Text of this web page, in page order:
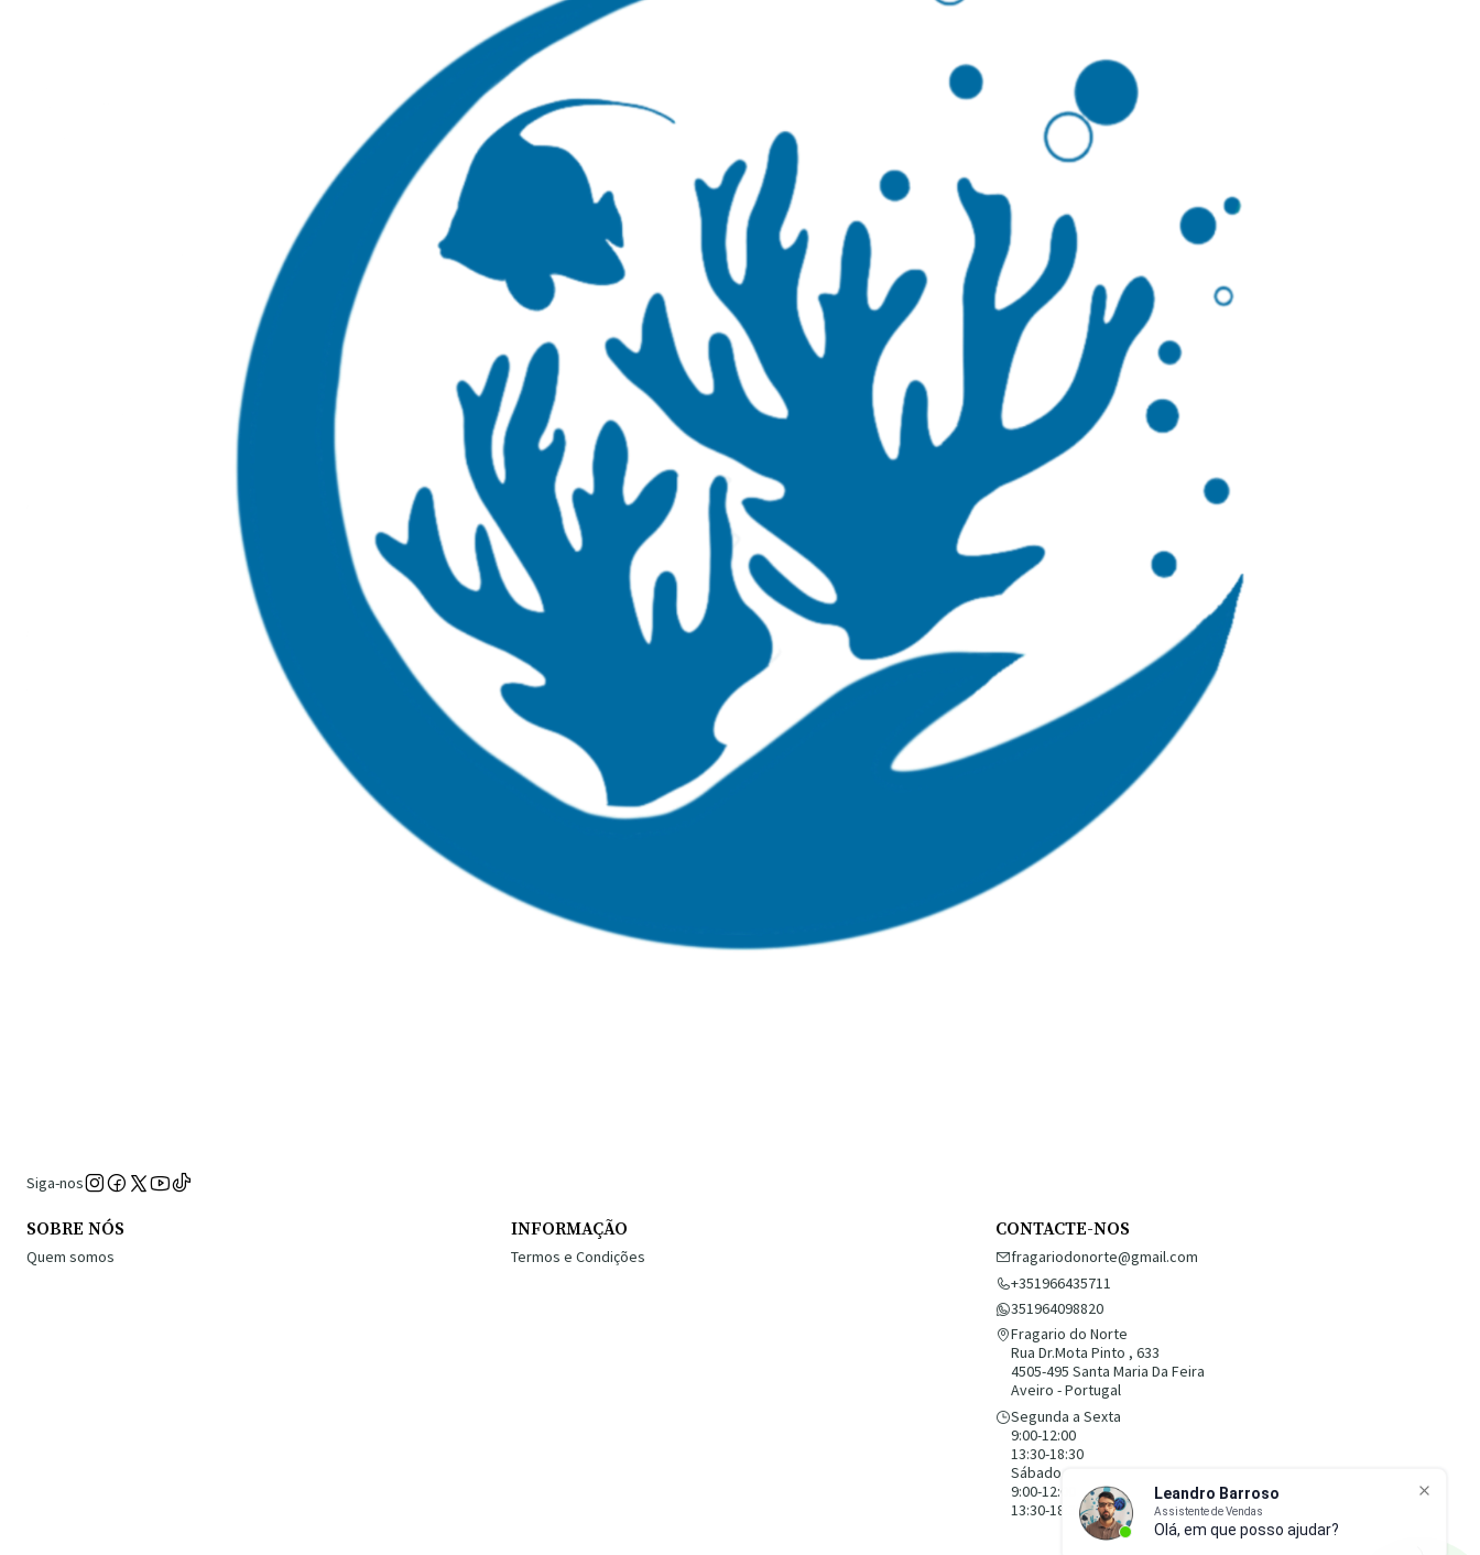
Siga-nos
SOBRE NÓS
Quem somos
INFORMAÇÃO
Termos e Condições
CONTACTE-NOS
fragariodonorte@gmail.com
+351966435711
351964098820
Fragario do Norte
Rua Dr.Mota Pinto , 633
4505-495 Santa Maria Da Feira
Aveiro - Portugal
Segunda a Sexta
9:00-12:00
13:30-18:30
Sábado
9:00-12:00
13:30-18:30